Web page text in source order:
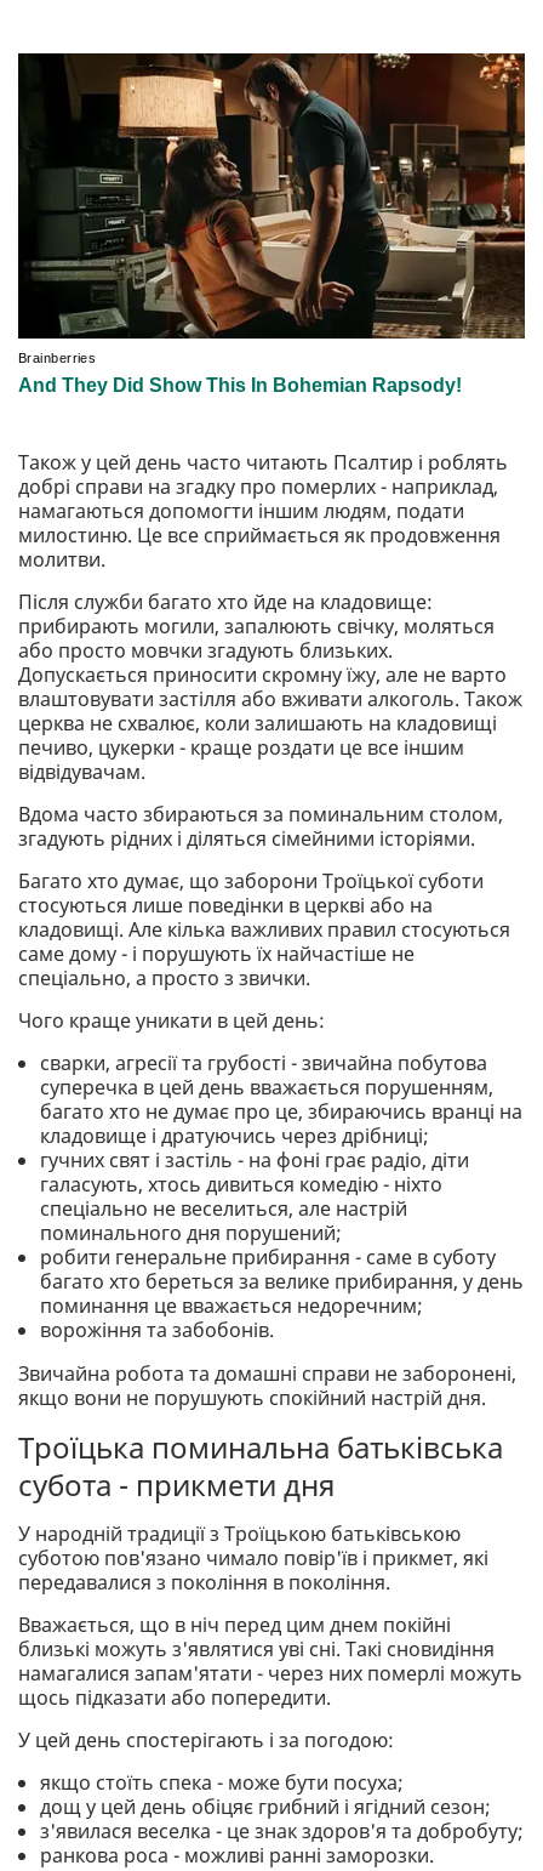
Також у цей день часто читають Псалтир і роблять
добрі справи на згадку про померлих - наприклад,
намагаються допомогти іншим людям, подати
милостиню. Це все сприймається як продовження
молитви.
Після служби багато хто йде на кладовище:
прибирають могили, запалюють свічку, моляться
або просто мовчки згадують близьких.
Допускається приносити скромну їжу, але не варто
влаштовувати застілля або вживати алкоголь. Також
церква не схвалює, коли залишають на кладовищі
печиво, цукерки - краще роздати це все іншим
відвідувачам.
Вдома часто збираються за поминальним столом,
згадують рідних і діляться сімейними історіями.
Багато хто думає, що заборони Троїцької суботи
стосуються лише поведінки в церкві або на
кладовищі. Але кілька важливих правил стосуються
саме дому - і порушують їх найчастіше не
спеціально, а просто з звички.
Чого краще уникати в цей день:
сварки, агресії та грубості - звичайна побутова
суперечка в цей день вважається порушенням,
багато хто не думає про це, збираючись вранці на
кладовище і дратуючись через дрібниці;
гучних свят і застіль - на фоні грає радіо, діти
галасують, хтось дивиться комедію - ніхто
спеціально не веселиться, але настрій
поминального дня порушений;
робити генеральне прибирання - саме в суботу
багато хто береться за велике прибирання, у день
поминання це вважається недоречним;
ворожіння та забобонів.
Звичайна робота та домашні справи не заборонені,
якщо вони не порушують спокійний настрій дня.
Троїцька поминальна батьківська
субота - прикмети дня
У народній традиції з Троїцькою батьківською
суботою пов'язано чимало повір'їв і прикмет, які
передавалися з покоління в покоління.
Вважається, що в ніч перед цим днем покійні
близькі можуть з'являтися уві сні. Такі сновидіння
намагалися запам'ятати - через них померлі можуть
щось підказати або попередити.
У цей день спостерігають і за погодою:
якщо стоїть спека - може бути посуха;
дощ у цей день обіцяє грибний і ягідний сезон;
з'явилася веселка - це знак здоров'я та добробуту;
ранкова роса - можливі ранні заморозки.